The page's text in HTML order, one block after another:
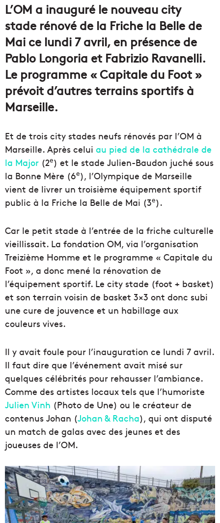
L’OM a inauguré le nouveau city
stade rénové de la Friche la Belle de
Mai ce lundi 7 avril, en présence de
Pablo Longoria et Fabrizio Ravanelli.
Le programme « Capitale du Foot »
prévoit d’autres terrains sportifs à
Marseille.
Et de trois city stades neufs rénovés par l’OM à
Marseille. Après celui au pied de la cathédrale de
la Major (2e) et le stade Julien-Baudon juché sous
la Bonne Mère (6e), l’Olympique de Marseille
vient de livrer un troisième équipement sportif
public à la Friche la Belle de Mai (3e).
Car le petit stade à l’entrée de la friche culturelle
vieillissait. La fondation OM, via l’organisation
Treizième Homme et le programme « Capitale du
Foot », a donc mené la rénovation de
l’équipement sportif. Le city stade (foot + basket)
et son terrain voisin de basket 3×3 ont donc subi
une cure de jouvence et un habillage aux
couleurs vives.
Il y avait foule pour l’inauguration ce lundi 7 avril.
Il faut dire que l’événement avait misé sur
quelques célébrités pour rehausser l’ambiance.
Comme des artistes locaux tels que l’humoriste
Julien Vinh (Photo de Une) ou le créateur de
contenus Johan (Johan & Racha), qui ont disputé
un match de galas avec des jeunes et des
joueuses de l’OM.